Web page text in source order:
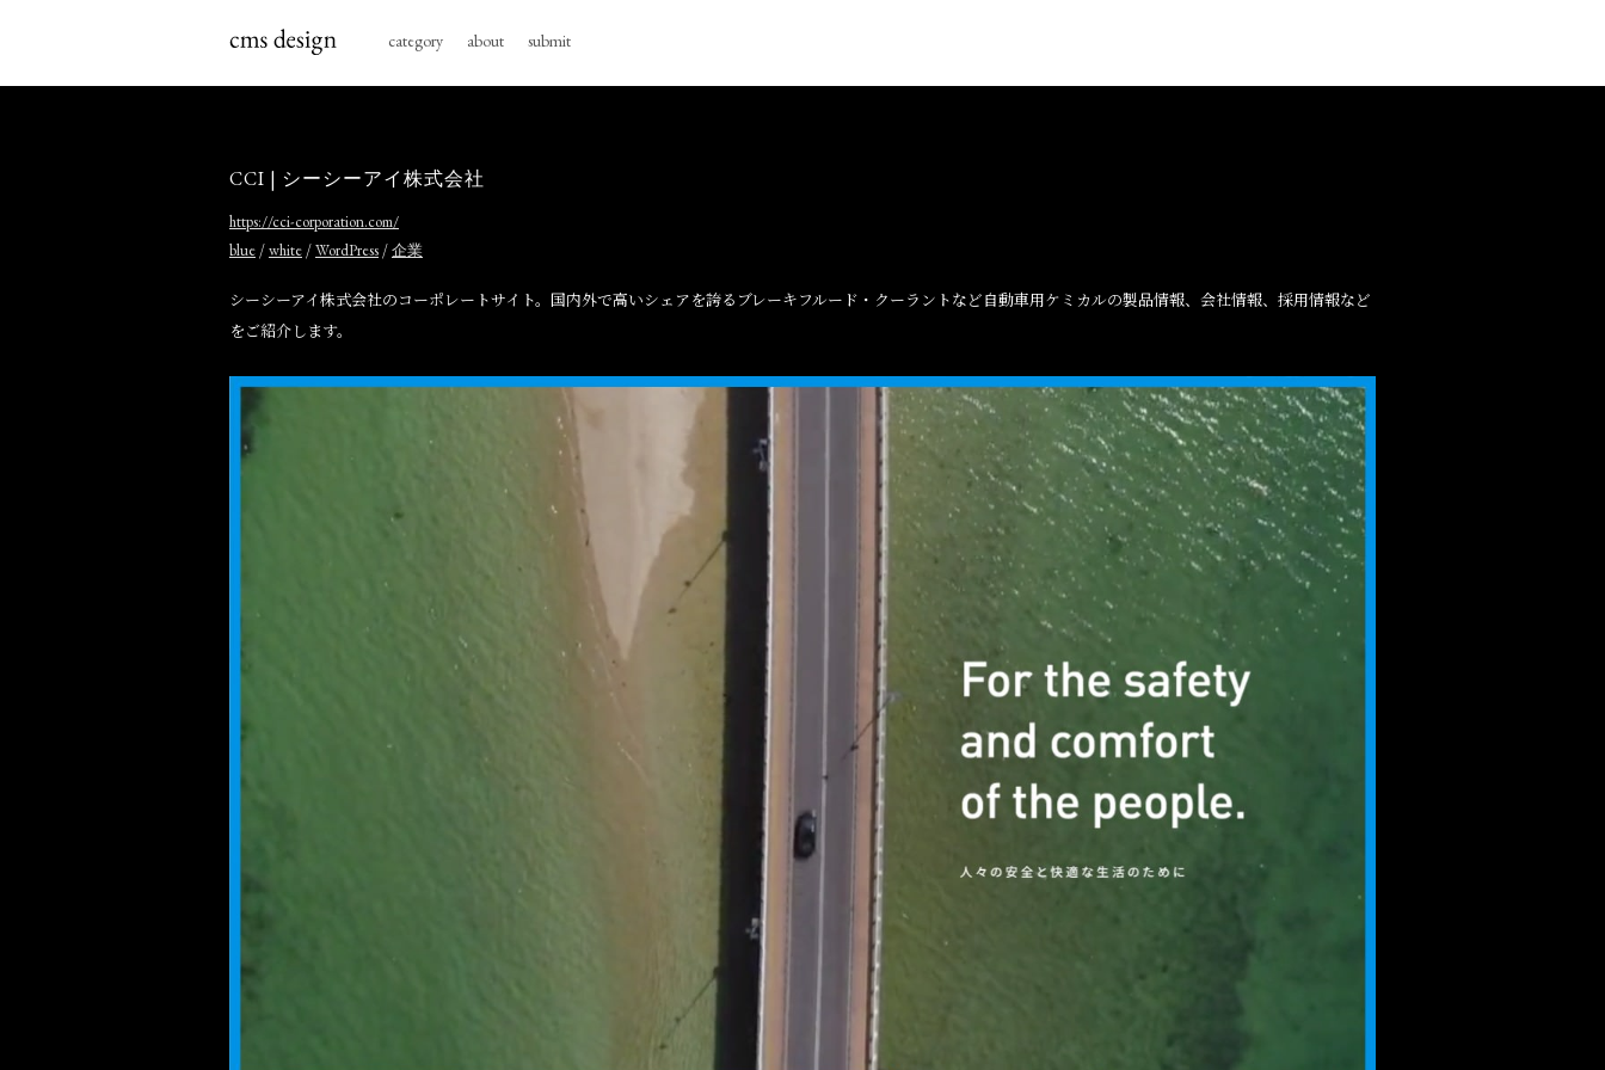
category about submit
CCI | シーシーアイ株式会社
https://cci-corporation.com/
blue /white /WordPress /企業
シーシーアイ株式会社のコーポレートサイト。国内外で高いシェアを誇るブレーキフルード・クーラントなど自動車用ケミカルの製品情報、会社情報、採用情報など
をご紹介します。